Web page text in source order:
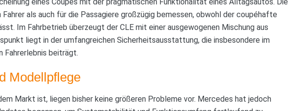
als auch für die Passagiere großzügig bemessen, obwohl der coupéhafte
Im Fahrbetrieb überzeugt der CLE mit einer ausgewogenen Mischung aus
liegt in der umfangreichen Sicherheitsausstattung, die insbesondere im
Fahrerlebnis beiträgt.
Modellpflege
Markt ist, liegen bisher keine größeren Probleme vor. Mercedes hat jedoch